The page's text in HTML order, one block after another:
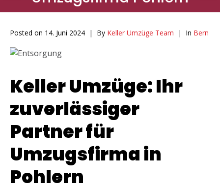
Posted on 14. Juni 2024 By Keller Umzüge Team In Bern
Keller Umzüge: Ihr
zuverlässiger
Partner für
Umzugsfirma in
Pohlern